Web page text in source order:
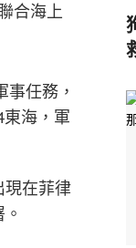
合海上
任務，
海，軍
現在菲律